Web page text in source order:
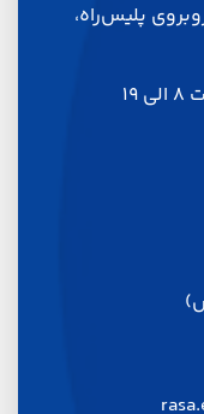
بیجار، روبروی پلیس‌راه،